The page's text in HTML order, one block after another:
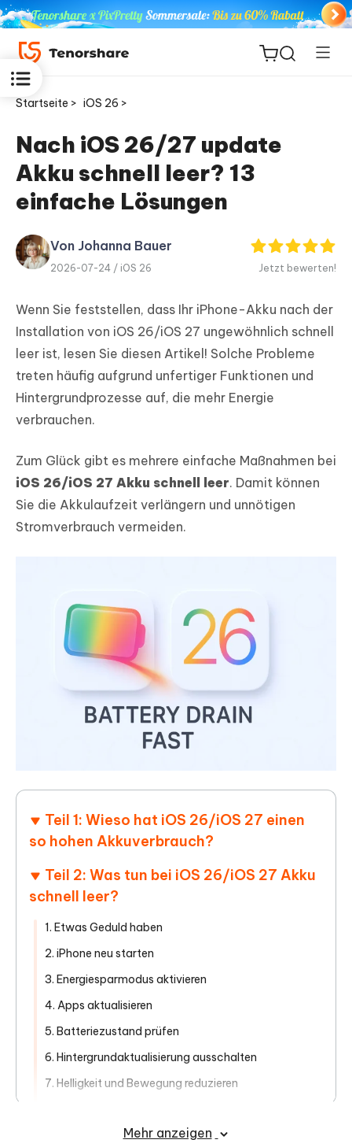
ReiBoot
for iOS
PDNob
PDF
Editor
Neu
iAnyGo
Startseite > iOS 26 >
Nach iOS 26/27 update
Akku schnell leer? 13
einfache Lösungen
Von Johanna Bauer
2026-07-24 / iOS 26 Jetzt bewerten!
Wenn Sie feststellen, dass Ihr iPhone-Akku nach der
Installation von iOS 26/iOS 27 ungewöhnlich schnell
leer ist, lesen Sie diesen Artikel! Solche Probleme
treten häufig aufgrund unfertiger Funktionen und
Hintergrundprozesse auf, die mehr Energie
verbrauchen.
Zum Glück gibt es mehrere einfache Maßnahmen bei
iOS 26/iOS 27 Akku schnell leer. Damit können
Sie die Akkulaufzeit verlängern und unnötigen
Stromverbrauch vermeiden.
Teil 1: Wieso hat iOS 26/iOS 27 einen
so hohen Akkuverbrauch?
Teil 2: Was tun bei iOS 26/iOS 27 Akku
schnell leer?
1. Etwas Geduld haben
2. iPhone neu starten
3. Energiesparmodus aktivieren
4. Apps aktualisieren
5. Batteriezustand prüfen
6. Hintergrundaktualisierung ausschalten
7. Helligkeit und Bewegung reduzieren
9. Stromintensive Apps finden
Mehr anzeigen